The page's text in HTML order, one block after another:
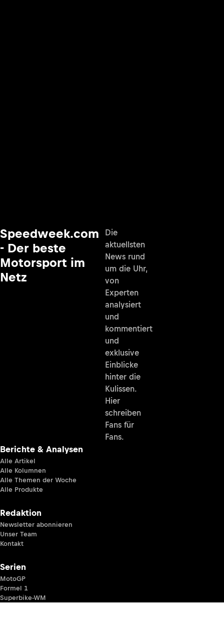
Speedweek.com
- Der beste
Motorsport im
Netz
Die
aktuellsten
News rund
um die Uhr,
von
Experten
analysiert
und
kommentiert
und
exklusive
Einblicke
hinter die
Kulissen.
Hier
schreiben
Fans für
Fans.
Berichte & Analysen
Alle Artikel
Alle Kolumnen
Alle Themen der Woche
Alle Produkte
Redaktion
Newsletter abonnieren
Unser Team
Kontakt
Serien
MotoGP
Formel 1
Superbike-WM